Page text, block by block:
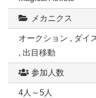
メカニクス
オークション , ダイ
, 出目移動
参加人数
4人～5人